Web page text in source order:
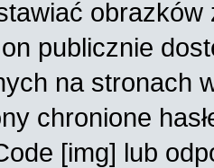
publicznie
na stronach
chronione
[img] lub